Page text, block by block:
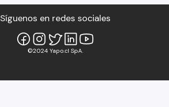
Síguenos en redes sociales
©2024 Yapo.cl SpA.